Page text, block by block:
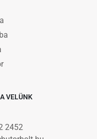
VELÜNK
2452